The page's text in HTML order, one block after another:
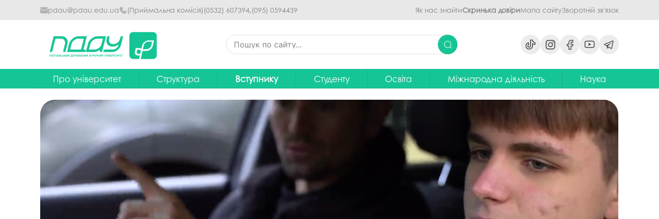
Перейти до основного
pdau@pdau.edu.ua (Приймальна комісія)(0532) 607394,(095) 0594439 Як нас знайтиСкринька довіриМапа сайтуЗворотній зв'язок
Про університет
Ректор
Почесні професори
Сталий розвиток
Політики університету
Історія
Структура
Наглядова рада
Ректорат
Вчена рада університету
Кафедри
Коледжі
Бібліотека
Вступнику
Приймальна комісія
Про спеціальності
Фінансова підтримка на
навчання
Підготовчі курси
Зимовий вступ
Європейська освіта без ЗНО
Студенту
Дистанційне навчання
Рейтинг успішності студентів
Практика
Студентський Сенат
університету
Освіта
Освітні програми
Вибір навчальних дисциплін
Проєкти ОП для обговорення
Графік освітнього процесу
Положення про освітню діяльність
Громадське обговорення
нормативних документів
Міжнародна діяльність
Відділ міжнародних зв'язків
Центр міжнародної освіти
Центр європейської освіти та
іноземних мов
Стратегія інтернаціоналізації
ПДАУ до 2030 року
Паралельний європейський
диплом. Навчання в Польші
Проєкт програми Еразмус+,
Наука
Наукова діяльність ПДАУ
Напрями наукової діяльності -
наукові школи
ЦККНО
Стартап-школа «ПроБізнес»
Інформаційно-
консультаційний центр
міжнародного методичного
забезпечення